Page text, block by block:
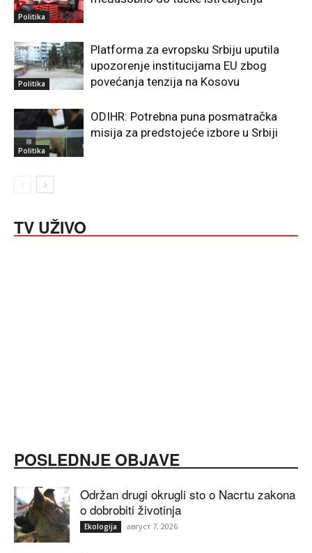
Politika
Politika
Platforma za evropsku Srbiju uputila
upozorenje institucijama EU zbog
povećanja tenzija na Kosovu
Politika
ODIHR: Potrebna puna posmatračka
misija za predstojeće izbore u Srbiji
TV UŽIVO
POSLEDNJE OBJAVE
Održan drugi okrugli sto o Nacrtu zakona
o dobrobiti životinja
Ekologija август 7, 2026